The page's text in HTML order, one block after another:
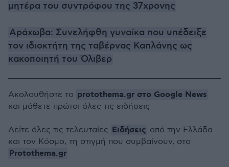
μητέρα του συντρόφου της 37χρονης
Αράχωβα: Συνελήφθη γυναίκα που υπέδειξε
τον ιδιοκτήτη της ταβέρνας Καπλάνης ως
κακοποιητή του Όλιβερ
Ακολουθήστε το protothema.gr στο Google News
και μάθετε πρώτοι όλες τις ειδήσεις
Δείτε όλες τις τελευταίες Ειδήσεις από την Ελλάδα
και τον Κόσμο, τη στιγμή που συμβαίνουν, στο
Protothema.gr